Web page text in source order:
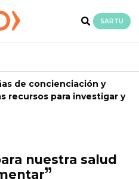
SARTU
de concienciación y
recursos para investigar y
nuestra salud